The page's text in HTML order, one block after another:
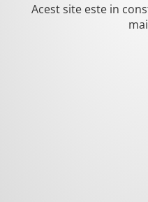
Acest site este in